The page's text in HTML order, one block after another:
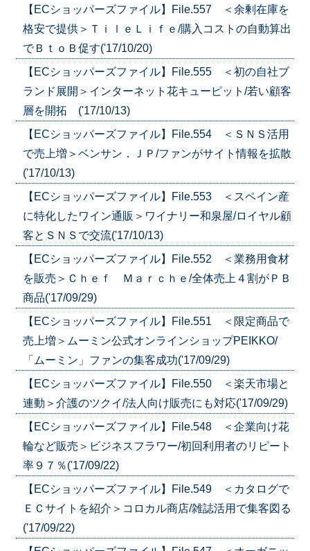
【ECショッパーズファイル】File.557 ＜余剰在庫を
格安で提供＞ＴｉｌｅＬｉｆｅ/購入コストの自動算出
でＢｔｏＢ促す('17/10/20)
【ECショッパーズファイル】File.555 ＜初の自社ブ
ランド展開＞インターネット花キューピット/若い顧客
層を開拓 ('17/10/13)
【ECショッパーズファイル】File.554 ＜ＳＮＳ活用
で売上増＞ベンサン．ＪＰ/ファンがサイト情報を拡散
('17/10/13)
【ECショッパーズファイル】File.553 ＜スペイン産
に特化したワイン通販＞ワイナリー和泉屋/ロイヤル顧
客とＳＮＳで交流('17/10/13)
【ECショッパーズファイル】File.552 ＜業務用食材
を販売＞Ｃｈｅｆ Ｍａｒｃｈｅ/全体売上４割がＰＢ
商品('17/09/29)
【ECショッパーズファイル】File.551 ＜限定商品で
売上増＞ムーミン公式オンラインショップPEIKKO/
「ムーミン」ファンの集客成功('17/09/29)
【ECショッパーズファイル】File.550 ＜楽天市場と
連動＞介護のツクイ/法人向け販売にも対応('17/09/29)
【ECショッパーズファイル】File.548 ＜企業向け花
輪など販売＞ビジネスフラワー/初回利用者のリピート
率９７％('17/09/22)
【ECショッパーズファイル】File.549 ＜カタログで
ＥＣサイトを紹介＞コロカル商店/雑誌活用で集客図る
('17/09/22)